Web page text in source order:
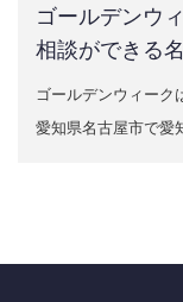
ゴールデンウ
相談ができる
ゴールデンウィー
愛知県名古屋市で